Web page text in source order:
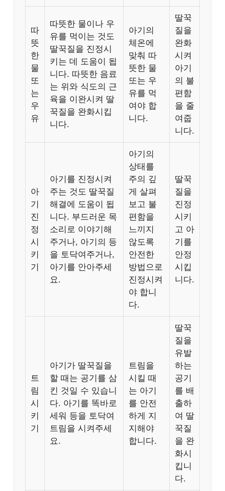
따
뜻
한
물
또
는
우
유
따뜻한 물이나 우
유를 먹이는 것도
딸꾹질을 진정시
키는 데 도움이 됩
니다. 따뜻한 음료
는 위와 식도의 근
육을 이완시켜 딸
꾹질을 완화시킵
니다.
아기의
체온에
맞춰 따
뜻한 물
또는 우
유를 먹
여야 합
니다.
딸꾹
질을
완화
시켜
아기
의 불
편함
을 줄
여줍
니다.
아
기
진
정
시
키
기
아기를 진정시켜
주는 것도 딸꾹질
해결에 도움이 됩
니다. 부드러운 목
소리로 이야기해
주거나, 아기의 등
을 토닥여주거나,
아기를 안아주세
요.
아기의
상태를
주의 깊
게 살펴
보고 불
편함을
느끼지
않도록
안전한
방법으로
진정시켜
야 합니
다.
딸꾹
질을
진정
시키
고 아
기를
안정
시킵
니다.
트
림
시
키
기
아기가 딸꾹질을
할 때는 공기를 삼
킨 것일 수 있습니
다. 아기를 똑바로
세워 등을 토닥여
트림을 시켜주세
요.
트림을
시킬 때
는 아기
를 안전
하게 지
지해야
합니다.
딸꾹
질을
유발
하는
공기
를 배
출하
여 딸
꾹질
을 완
화시
킵니
다.